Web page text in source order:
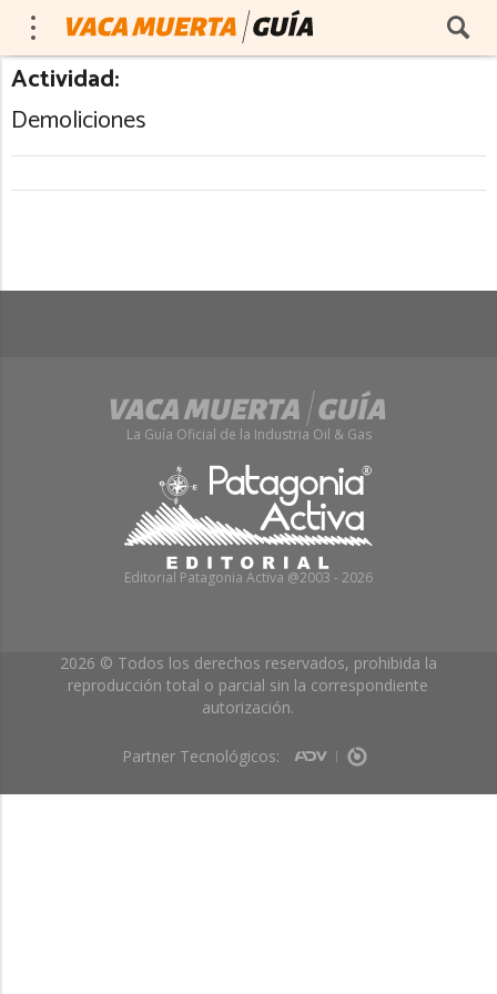
Actividad:
Demoliciones
La Guía Oficial de la Industria Oil & Gas
Editorial Patagonia Activa @2003 - 2026
2026 © Todos los derechos reservados, prohibida la
reproducción total o parcial sin la correspondiente
autorización.
Partner Tecnológicos: